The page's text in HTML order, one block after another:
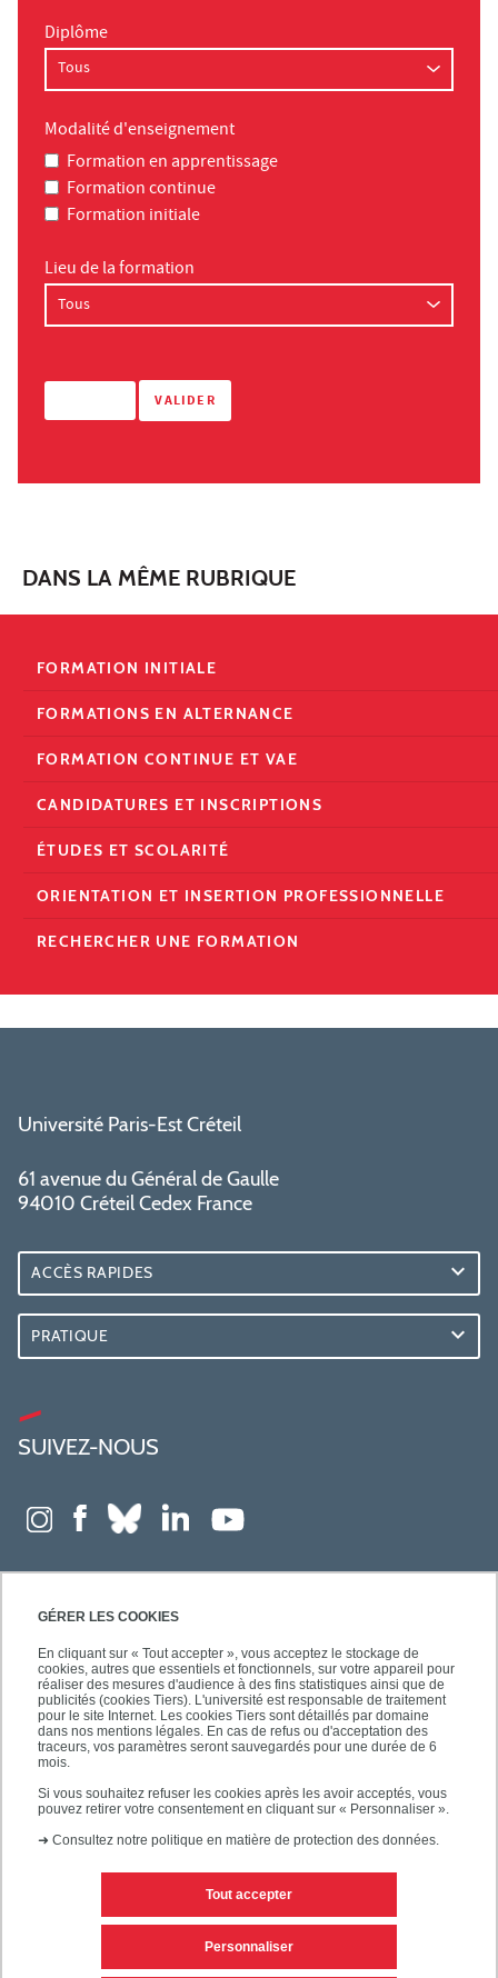
GÉRER LES COOKIES
En cliquant sur « Tout accepter », vous acceptez le stockage de
cookies, autres que essentiels et fonctionnels, sur votre appareil pour
réaliser des mesures d'audience à des fins statistiques ainsi que de
publicités (cookies Tiers). L'université est responsable de traitement
pour le site Internet. Les cookies Tiers sont détaillés par domaine
dans nos mentions légales. En cas de refus ou d'acceptation des
traceurs, vos paramètres seront sauvegardés pour une durée de 6
mois.
Si vous souhaitez refuser les cookies après les avoir acceptés, vous
pouvez retirer votre consentement en cliquant sur « Personnaliser ».
➜ Consultez notre politique en matière de protection des données.
Tout accepter
Personnaliser
Diplôme
Modalité d'enseignement
Formation en apprentissage
Formation continue
Formation initiale
Lieu de la formation
DANS LA MÊME RUBRIQUE
FORMATION INITIALE
FORMATIONS EN ALTERNANCE
FORMATION CONTINUE ET VAE
CANDIDATURES ET INSCRIPTIONS
ÉTUDES ET SCOLARITÉ
ORIENTATION ET INSERTION PROFESSIONNELLE
RECHERCHER UNE FORMATION
Université Paris-Est Créteil
61 avenue du Général de Gaulle
94010 Créteil Cedex France
ACCÈS RAPIDES
PRATIQUE
SUIVEZ-NOUS
Mentions légales
Personnaliser les cookies Plan du site